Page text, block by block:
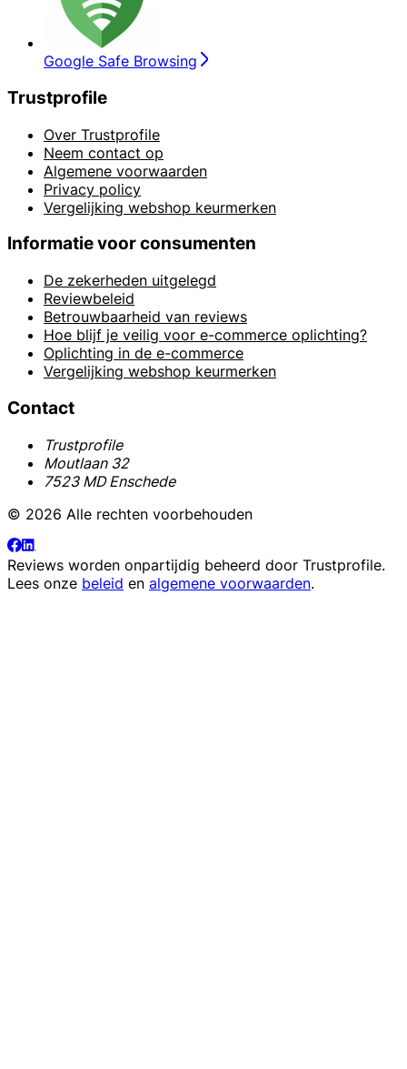
Google Safe Browsing
Trustprofile
Over Trustprofile
Neem contact op
Algemene voorwaarden
Privacy policy
Vergelijking webshop keurmerken
Informatie voor consumenten
De zekerheden uitgelegd
Reviewbeleid
Betrouwbaarheid van reviews
Hoe blijf je veilig voor e-commerce oplichting?
Oplichting in de e-commerce
Vergelijking webshop keurmerken
Contact
Trustprofile
Moutlaan 32
7523 MD Enschede
© 2026 Alle rechten voorbehouden
Reviews worden onpartijdig beheerd door Trustprofile.
Lees onze beleid en algemene voorwaarden.